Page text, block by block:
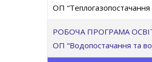
ОП
РОБОЧА ПРОГРАМА
ОП “Водопостачання та